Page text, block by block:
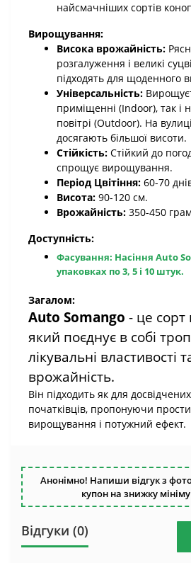
найсмачніших сортів
Вирощування:
Висока врожайність:
розгалуження і великі
підходять для щоденного
Універсальність:
приміщенні (Indoor), так і
повітрі (Outdoor). На
досягають більшої висоти.
Стійкість: Стійкий до
спрощує вирощування.
Період Цвітіння: 60-70
Висота: 90-120 см.
Врожайність: 350-450
Доступність:
Фасування: Насіння Auto
упаковках по 3, 5 і 10 штук.
Загалом:
Auto Somango - це сорт
який поєднує в собі
лікувальні властивості
врожайність.
Він підходить як для
початківців, пропонуючи
вирощування і потужний ефект.
Анонімно! Напиши відгук з
купон на знижку
Відгуки (0)